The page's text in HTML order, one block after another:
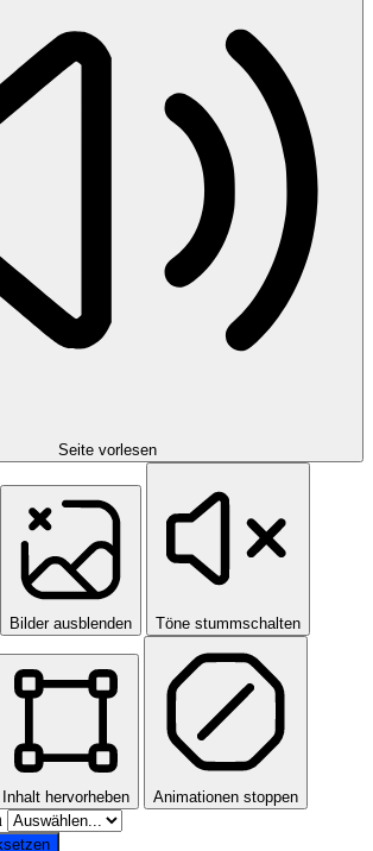
Seite vorlesen
Bilder ausblenden Töne stummschalten
Inhalt hervorheben Animationen stoppen